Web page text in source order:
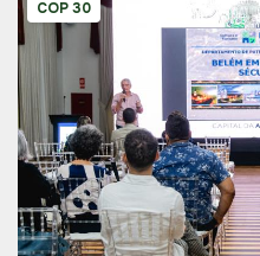
COP 30